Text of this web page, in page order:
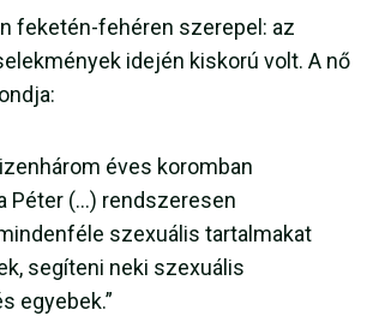
feketén-fehéren szerepel: az
idején kiskorú volt. A nő
éves koromban
Péter (…) rendszeresen
szexuális tartalmakat
segíteni neki szexuális
egyebek.”